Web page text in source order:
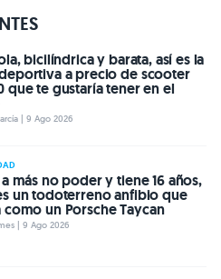
bicilíndrica y barata, así es la
a precio de scooter
que te gustaría tener en el
| 9 Ago 2026
a más no poder y tiene 16 años,
un todoterreno anfibio que
como un Porsche Taycan
| 9 Ago 2026